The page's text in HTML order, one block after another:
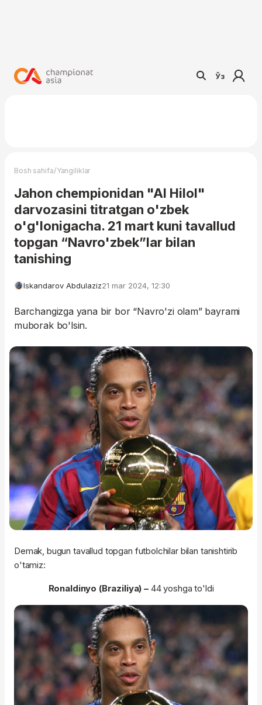
Ўз
Bosh sahifa/Yangiliklar
Jahon chempionidan "Al Hilol"
darvozasini titratgan o'zbek
o'g'lonigacha. 21 mart kuni tavallud
topgan “Navro'zbek”lar bilan
tanishing
Iskandarov Abdulaziz21 mar 2024, 12:30
Barchangizga yana bir bor “Navro'zi olam” bayrami
muborak bo'lsin.
Demak, bugun tavallud topgan futbolchilar bilan tanishtirib
o'tamiz:
Ronaldinyo (Braziliya) – 44 yoshga to'ldi